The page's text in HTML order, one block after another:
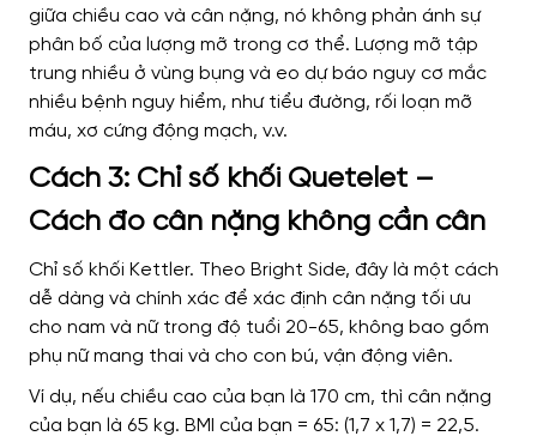
giữa chiều cao và cân nặng, nó không phản ánh sự
phân bố của lượng mỡ trong cơ thể. Lượng mỡ tập
trung nhiều ở vùng bụng và eo dự báo nguy cơ mắc
nhiều bệnh nguy hiểm, như tiểu đường, rối loạn mỡ
máu, xơ cứng động mạch, v.v.
Cách 3: Chỉ số khối Quetelet –
Cách đo cân nặng không cần cân
Chỉ số khối Kettler. Theo Bright Side, đây là một cách
dễ dàng và chính xác để xác định cân nặng tối ưu
cho nam và nữ trong độ tuổi 20-65, không bao gồm
phụ nữ mang thai và cho con bú, vận động viên.
Ví dụ, nếu chiều cao của bạn là 170 cm, thì cân nặng
của bạn là 65 kg. BMI của bạn = 65: (1,7 x 1,7) = 22,5.